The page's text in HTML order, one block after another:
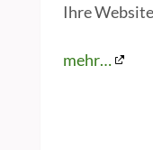
Ihre
mehr…